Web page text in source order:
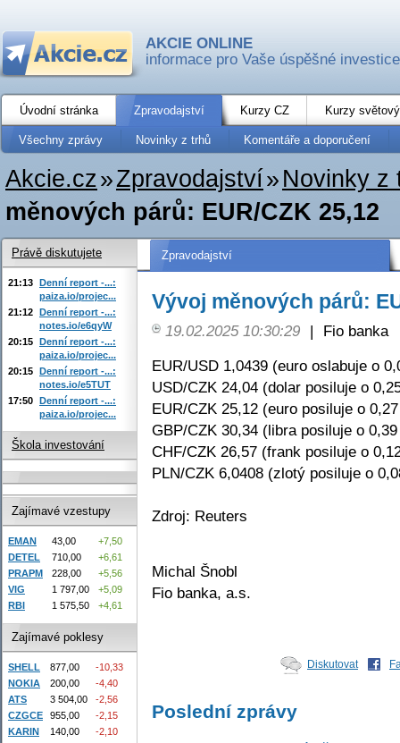
AKCIE ONLINE
informace pro Vaše úspěšné investice
Úvodní stránka Zpravodajství Kurzy CZ Kurzy
Všechny zprávy Novinky z trhů Komentáře a doporučení
Akcie.cz»Zpravodajství» Novinky z
měnových párů: EUR/CZK 25,12
Zpravodajství
Vývoj měnových párů:
19.02.2025 10:30:29 |
Fio banka
EUR/USD 1,0439 (euro oslabuje o
USD/CZK 24,04 (dolar posiluje o
EUR/CZK 25,12 (euro posiluje o
GBP/CZK 30,34 (libra posiluje o
CHF/CZK 26,57 (frank posiluje o
PLN/CZK 6,0408 (zlotý posiluje o
Zdroj: Reuters
Michal Šnobl
Fio banka, a.s.
Diskutovat
Poslední zprávy
Právě diskutujete
21:13 Denní report -...:
paiza.io/projec...
21:12 Denní report -...:
notes.io/e6qyW
20:15 Denní report -...:
paiza.io/projec...
20:15 Denní report -...:
notes.io/e5TUT
17:50 Denní report -...:
paiza.io/projec...
Škola investování
Zajímavé vzestupy
EMAN 43,00
+7,50
DETEL
710,00
+6,61
PRAPM
228,00
+5,56
VIG
1 797,00
+5,09
RBI
1 575,50 +4,61
Zajímavé poklesy
SHELL 877,00
-10,33
NOKIA
200,00
-4,40
ATS
3 504,00
-2,56
CZGCE
955,00
-2,15
KARIN
140,00 -2,10